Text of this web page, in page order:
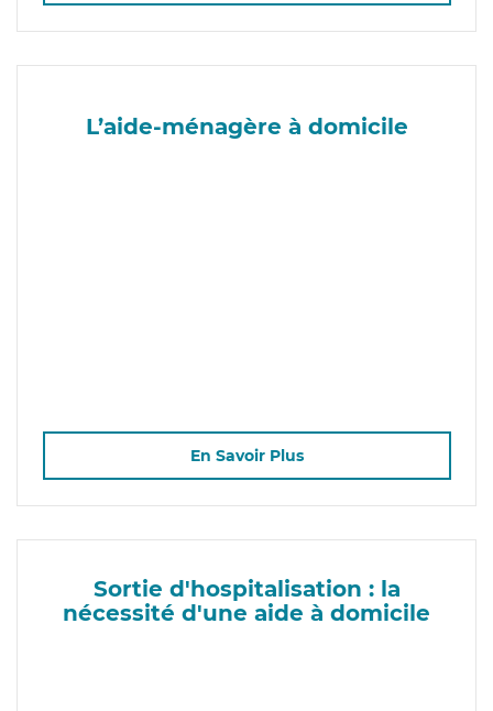
L’aide-ménagère à domicile
En Savoir Plus
Sortie d'hospitalisation : la
nécessité d'une aide à domicile